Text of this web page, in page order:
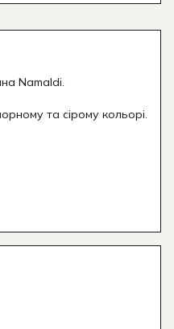
Namaldi.
та сірому кольорі.